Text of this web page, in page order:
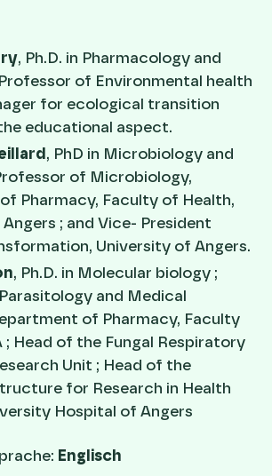
, Ph.D. in Pharmacology and
of Environmental health
for ecological transition
educational aspect.
, PhD in Microbiology and
of Microbiology,
Pharmacy, Faculty of Health,
; and Vice- President
University of Angers.
, Ph.D. in Molecular biology ;
and Medical
of Pharmacy, Faculty
; Head of the Fungal Respiratory
Unit ; Head of the
for Research in Health
Hospital of Angers
Englisch